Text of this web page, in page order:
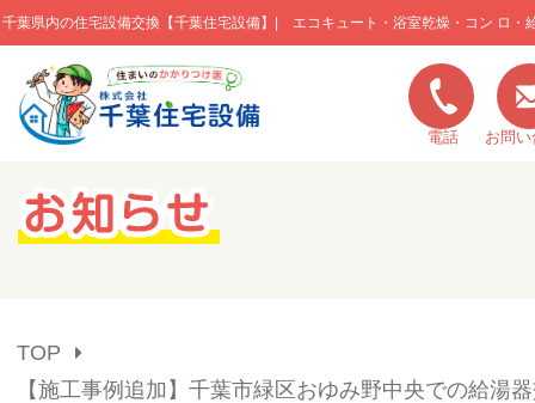
千葉県内の住宅設備交換【千葉住宅設備】| エコキュート・浴室乾燥・コン ロ・
このページの本文へ移動
電話 お問
キャンペーン一覧
TOP
【施工事例追加】千葉市緑区おゆみ野中央での給湯